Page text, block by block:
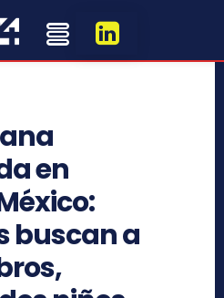
en
buscan a